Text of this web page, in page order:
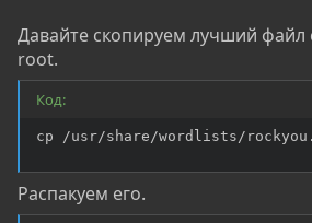
Давайте скопируем лучший файл
root.
Код:
cp /usr/share/wordlists/
Распакуем его.